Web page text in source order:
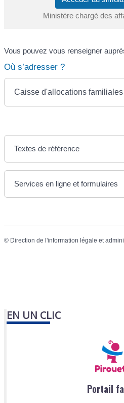
Ministère chargé des
Vous pouvez vous renseigner
Où s’adresser ?
Caisse d'allocations
Textes de référence
Services en ligne et formulaires
© Direction de l'information légale et
EN UN CLIC
Portail